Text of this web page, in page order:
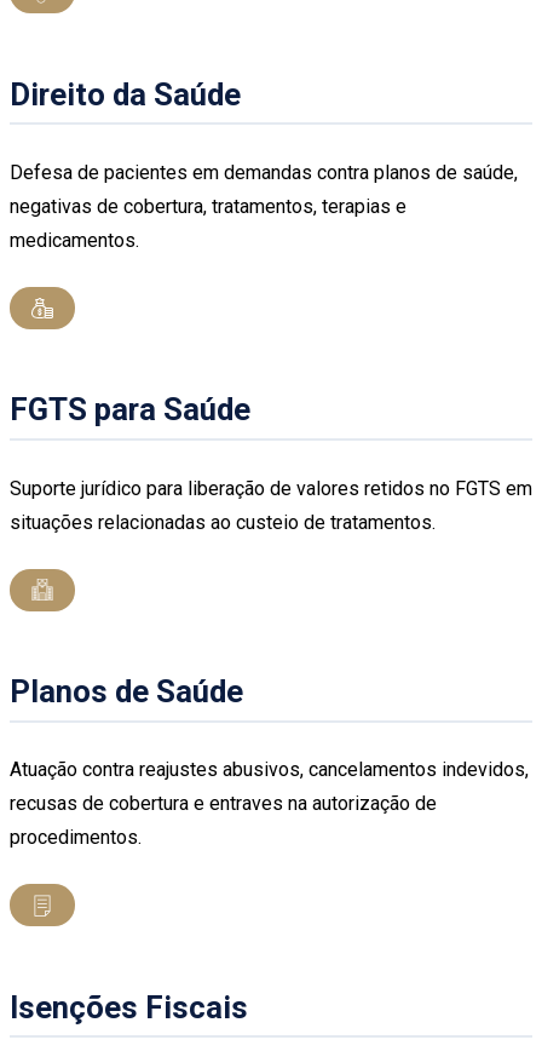
Direito da Saúde
Defesa de pacientes em demandas contra planos de saúde,
negativas de cobertura, tratamentos, terapias e
medicamentos.
FGTS para Saúde
Suporte jurídico para liberação de valores retidos no FGTS em
situações relacionadas ao custeio de tratamentos.
Planos de Saúde
Atuação contra reajustes abusivos, cancelamentos indevidos,
recusas de cobertura e entraves na autorização de
procedimentos.
Isenções Fiscais